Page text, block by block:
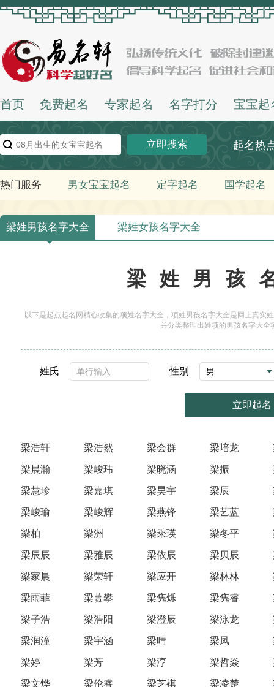
首页 免费起名 专家起名 名字打分 宝宝起
立即搜索 起名热
热门服务 男女宝宝起名 定字起名 国学起名
梁姓男孩名字大全 梁姓女孩名字大全
梁姓男孩
以下是起点起名网精心收集的项姓名字大全，项姓男孩名字大全是网上真实
并分类整理出姓项的男孩名字大全
姓氏 性别
立即起名
梁浩轩 梁浩然 梁会群 梁培龙
梁晨瀚 梁峻玮 梁晓涵 梁振
梁慧珍 梁嘉琪 梁昊宇 梁辰
梁峻瑜 梁峻辉 梁燕锋 梁艺蓝
梁柏 梁洲 梁乘瑛 梁冬平
梁辰辰 梁雅辰 梁依辰 梁贝辰
梁家晨 梁荣轩 梁应开 梁林林
梁雨菲 梁蒉攀 梁隽烁 梁隽睿
梁子浩 梁浩阳 梁澄辰 梁泳龙
梁润潼 梁宇涵 梁晴 梁凤
梁婷 梁芳 梁淳 梁哲焱
梁文烨 梁伦睿 梁芝褀 梁凌楚